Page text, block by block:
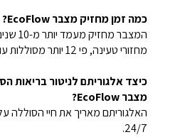
כמה זמן מחזיק מצבר EcoFlow?
מחזורי טעינה, פי 12 יותר מסוללות עופרת-חומצה.
כיצד אלגוריתם לניטור בריאות
מצבר EcoFlow?
האלגוריתם מאריך את חיי הסוללה על
24/7.